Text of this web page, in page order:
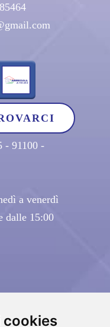
cookies
- 91100 -
a venerdì
dalle 15:00